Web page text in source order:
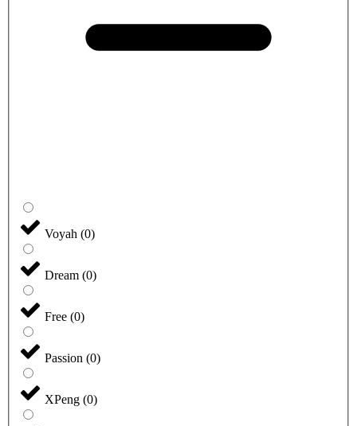
Voyah (0)
Dream (0)
Free (0)
Passion (0)
XPeng (0)